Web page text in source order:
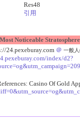
Res48
引用
Noticeable
24.pexeburay.com ＠ 一般
index/d2?
Casino Of Gold